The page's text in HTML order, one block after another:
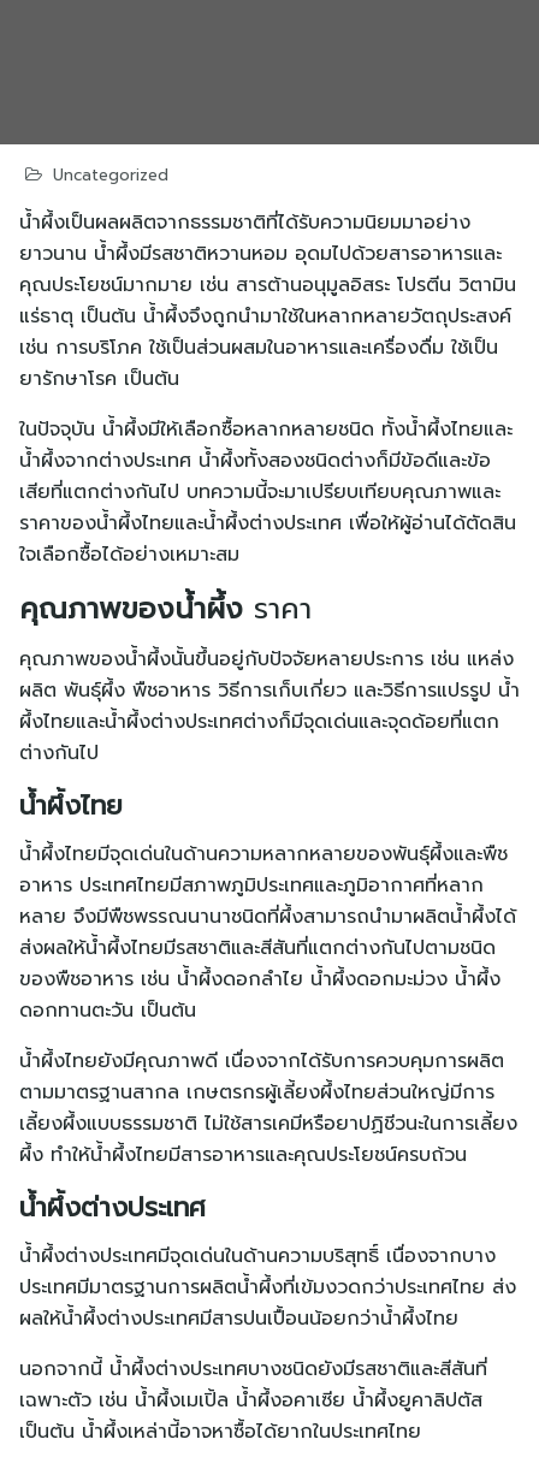
English
中文 (中国)
Uncategorized
น้ำผึ้งเป็นผลผลิตจากธรรมชาติที่ได้รับความนิยมมาอย่าง
ยาวนาน น้ำผึ้งมีรสชาติหวานหอม อุดมไปด้วยสารอาหารและ
คุณประโยชน์มากมาย เช่น สารต้านอนุมูลอิสระ โปรตีน วิตามิน
แร่ธาตุ เป็นต้น น้ำผึ้งจึงถูกนำมาใช้ในหลากหลายวัตถุประสงค์
เช่น การบริโภค ใช้เป็นส่วนผสมในอาหารและเครื่องดื่ม ใช้เป็น
ยารักษาโรค เป็นต้น
ในปัจจุบัน น้ำผึ้งมีให้เลือกซื้อหลากหลายชนิด ทั้งน้ำผึ้งไทยและ
น้ำผึ้งจากต่างประเทศ น้ำผึ้งทั้งสองชนิดต่างก็มีข้อดีและข้อ
เสียที่แตกต่างกันไป บทความนี้จะมาเปรียบเทียบคุณภาพและ
ราคาของน้ำผึ้งไทยและน้ำผึ้งต่างประเทศ เพื่อให้ผู้อ่านได้ตัดสิน
ใจเลือกซื้อได้อย่างเหมาะสม
คุณภาพของน้ำผึ้ง ราคา
คุณภาพของน้ำผึ้งนั้นขึ้นอยู่กับปัจจัยหลายประการ เช่น แหล่ง
ผลิต พันธุ์ผึ้ง พืชอาหาร วิธีการเก็บเกี่ยว และวิธีการแปรรูป น้ำ
ผึ้งไทยและน้ำผึ้งต่างประเทศต่างก็มีจุดเด่นและจุดด้อยที่แตก
ต่างกันไป
น้ำผึ้งไทย
น้ำผึ้งไทยมีจุดเด่นในด้านความหลากหลายของพันธุ์ผึ้งและพืช
อาหาร ประเทศไทยมีสภาพภูมิประเทศและภูมิอากาศที่หลาก
หลาย จึงมีพืชพรรณนานาชนิดที่ผึ้งสามารถนำมาผลิตน้ำผึ้งได้
ส่งผลให้น้ำผึ้งไทยมีรสชาติและสีสันที่แตกต่างกันไปตามชนิด
ของพืชอาหาร เช่น น้ำผึ้งดอกลำไย น้ำผึ้งดอกมะม่วง น้ำผึ้ง
ดอกทานตะวัน เป็นต้น
น้ำผึ้งไทยยังมีคุณภาพดี เนื่องจากได้รับการควบคุมการผลิต
ตามมาตรฐานสากล เกษตรกรผู้เลี้ยงผึ้งไทยส่วนใหญ่มีการ
เลี้ยงผึ้งแบบธรรมชาติ ไม่ใช้สารเคมีหรือยาปฏิชีวนะในการเลี้ยง
ผึ้ง ทำให้น้ำผึ้งไทยมีสารอาหารและคุณประโยชน์ครบถ้วน
น้ำผึ้งต่างประเทศ
น้ำผึ้งต่างประเทศมีจุดเด่นในด้านความบริสุทธิ์ เนื่องจากบาง
ประเทศมีมาตรฐานการผลิตน้ำผึ้งที่เข้มงวดกว่าประเทศไทย ส่ง
ผลให้น้ำผึ้งต่างประเทศมีสารปนเปื้อนน้อยกว่าน้ำผึ้งไทย
นอกจากนี้ น้ำผึ้งต่างประเทศบางชนิดยังมีรสชาติและสีสันที่
เฉพาะตัว เช่น น้ำผึ้งเมเปิ้ล น้ำผึ้งอคาเซีย น้ำผึ้งยูคาลิปตัส
เป็นต้น น้ำผึ้งเหล่านี้อาจหาซื้อได้ยากในประเทศไทย